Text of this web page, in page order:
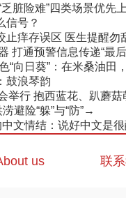
脏险难”四类场景优先
信号？
止痒存误区 医生提醒勿
打通预警信息传递“最
“向日葵”：在米桑油田
鼓浪琴韵
举行 抱西蓝花、趴蘑菇
避险“躲”与“防”→
文情结：说好中文是
us 联